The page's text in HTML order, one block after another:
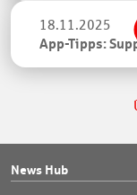
18.11.2025
App-Tipps:
News Hub